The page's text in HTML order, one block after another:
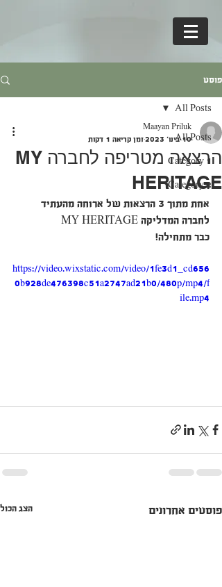
פוסט
All Posts
Category 1
Category 2
All Posts
הרצאה מטריפה לחברה MY
HERITAGE
Maayan Priluk
10 בינו׳ 2023
זמן קריאה 1 דקות
אחת מתוך 3 הרצאות של ארוחה מהעתיד
לחברה המדליקה MY HERITAGE
כבר מתחילה!
https://video.wixstatic.com/video/1fe3d1_cd656
0b928de476398c51a2747ad21b0/480p/mp4/f
ile.mp4
פוסטים אחרונים הצג הכול